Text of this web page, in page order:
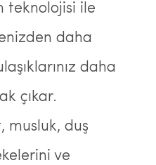
teknolojisi ile
daha
daha
çıkar.
musluk, duş
ve